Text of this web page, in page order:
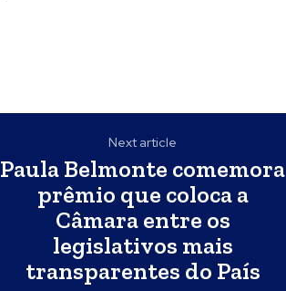
Next article
Paula Belmonte comemora
prêmio que coloca a
Câmara entre os
legislativos mais
transparentes do País